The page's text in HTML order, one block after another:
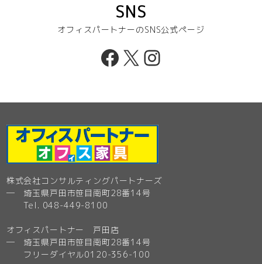
SNS
オフィスパートナーのSNS公式ページ
Facebook
X Instagram
株式会社コンサルティングパートナーズ
─ 埼玉県戸田市笹目南町28番14号
Tel. 048-449-8100
オフィスパートナー 戸田店
─ 埼玉県戸田市笹目南町28番14号
フリーダイヤル0120-356-100